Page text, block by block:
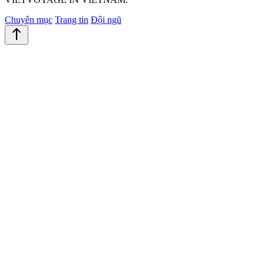
Chuyên mục Trang tin Đội ngũ
north